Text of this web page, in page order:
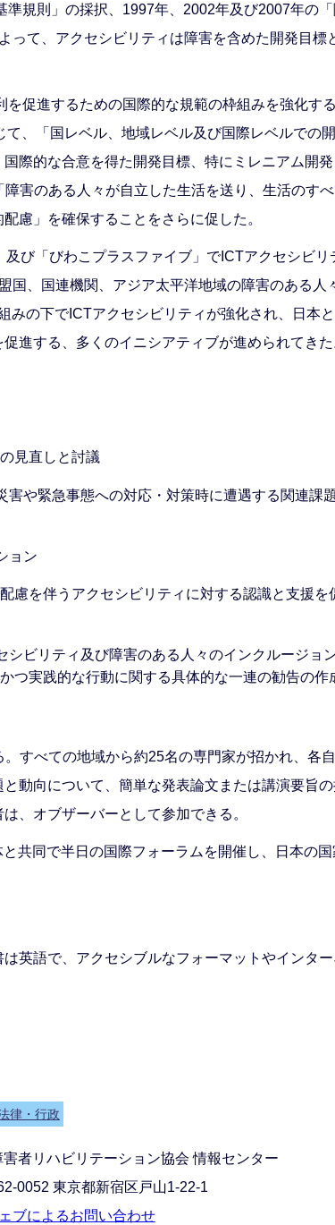
規則」の採択、1997年、2002年及び2007年の
て、アクセシビリティは障害を含めた開発目標
促進するための国際的な規範の枠組みを強化す
、「国レベル、地域レベル及び国際レベルでの
際的な合意を得た開発目標、特にミレニアム開
害のある人々が自立した生活を送り、生活のす
慮」を確保することをさらに促した。
び「びわこプラスファイブ」でICTアクセシビ
、国連機関、アジア太平洋地域の障害のある人
の下でICTアクセシビリティが強化され、日本
進する、多くのイニシアティブが進められてきた
見直しと討議
や緊急事態への対応・対策時に遭遇する関連課
ョン
慮を伴うアクセシビリティに対する認識と支援を
ビリティ及び障害のある人々のインクルージョ
つ実践的な行動に関する具体的な一連の勧告の作
すべての地域から約25名の専門家が招かれ、各
動向について、簡単な発表論文または講演要旨
、オブザーバーとして参加できる。
共同で半日の国際フォーラムを開催し、日本の
英語で、アクセシブルなフォーマットやインタ
律・行政
者リハビリテーション協会 情報センター
0052 東京都新宿区戸山1-22-1
ブによるお問い合わせ